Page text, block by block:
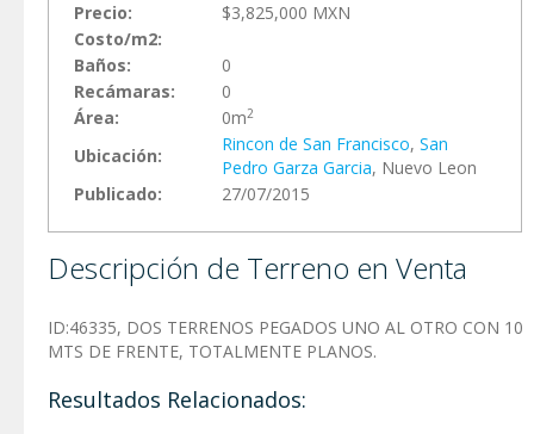
Precio:
$3,825,000 MXN
Costo/m2:
Baños:
0
Recámaras:
0
Área:
0m2
Ubicación:
Rincon de San Francisco, San
Pedro Garza Garci­a, Nuevo Leon
Publicado:
27/07/2015
Descripción de Terreno en Venta
ID:46335, DOS TERRENOS PEGADOS UNO AL OTRO CON 10
MTS DE FRENTE, TOTALMENTE PLANOS.
Resultados Relacionados: